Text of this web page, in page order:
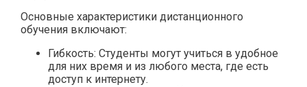
Основные характеристики дистанционного
обучения включают:
Гибкость: Студенты могут учиться в удобное
для них время и из любого места, где есть
доступ к интернету.